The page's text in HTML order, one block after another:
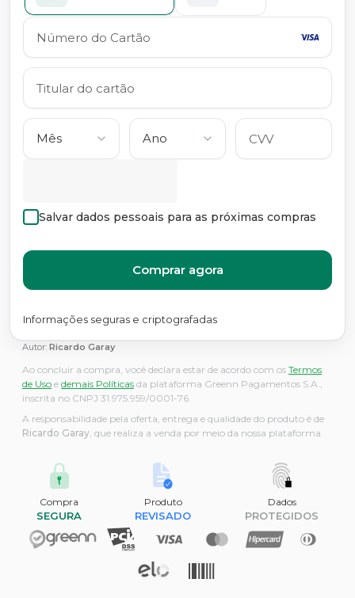
Salvar dados pessoais para as próximas compras
Comprar agora
Informações seguras e criptografadas
Autor: Ricardo Garay
Ao concluir a compra, você declara estar de acordo com os Termos
de Uso e demais Políticas da plataforma Greenn Pagamentos S.A.,
inscrita no CNPJ 31.975.959/0001-76.
A responsabilidade pela oferta, entrega e qualidade do produto é de
Ricardo Garay, que realiza a venda por meio da nossa plataforma.
Compra
SEGURA
Produto
REVISADO
Dados
PROTEGIDOS